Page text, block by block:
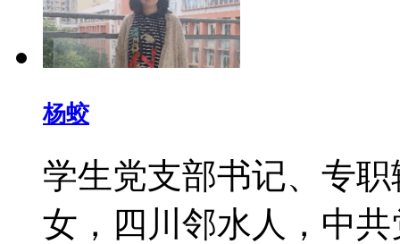
杨蛟
学生党支部书记、
女，四川邻水人，中